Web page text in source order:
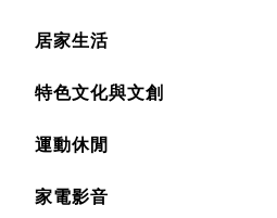
居家生活
特色文化與文創
運動休閒
家電影音